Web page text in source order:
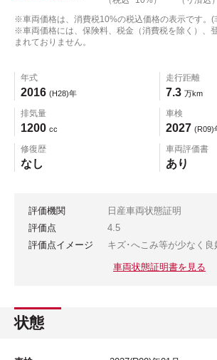
※車両価格は、消費税10%の税込価格の表示です。(
※車両価格には、保険料、税金（消費税を除く）、
まれておりません。
年式
2016 (H28)年
走行距離
7.3 万km
排気量
1200 cc
車検
2027 (R09)
修復歴
なし
車両評価書
あり
評価機関
日産車両状態証明
評価点
4.5
評価点イメージ
キズ･へこみ等が少なく良
車両状態証明書を見る
状態